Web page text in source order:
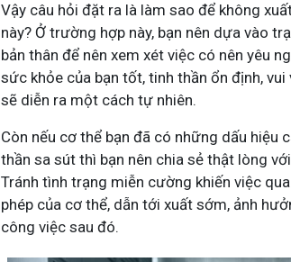
Vậy câu hỏi đặt ra là làm sao để không
này? Ở trường hợp này, bạn nên dựa vào
bản thân để nên xem xét việc có nên yêu
sức khỏe của bạn tốt, tinh thần ổn định, vui
sẽ diễn ra một cách tự nhiên.
Còn nếu cơ thể bạn đã có những dấu hiệu
thần sa sút thì bạn nên chia sẻ thật lòng
Tránh tình trạng miễn cường khiến việc
phép của cơ thể, dẫn tới xuất sớm, ảnh
công việc sau đó.